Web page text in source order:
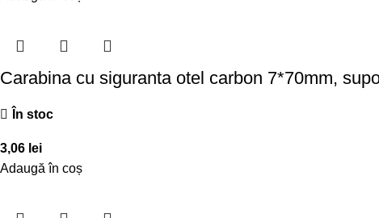
Carabina cu siguranta otel carbon 7*70mm,
În stoc
3,06 lei
Adaugă în coș